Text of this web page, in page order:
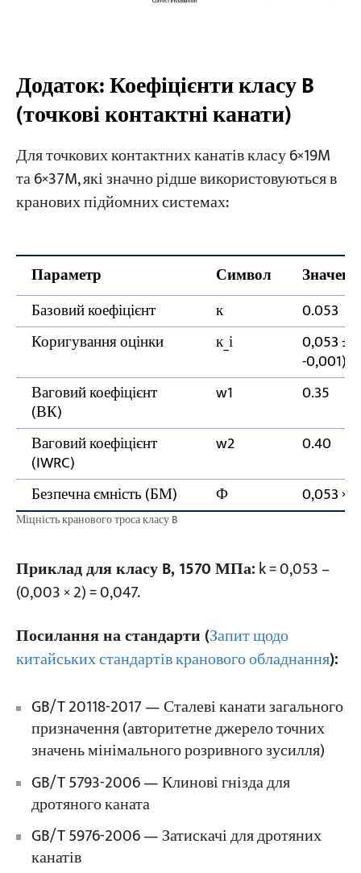
Додаток: Коефіцієнти класу B
(точкові контактні канати)
Для точкових контактних канатів класу 6×19M
та 6×37M, які значно рідше використовуються в
кранових підйомних системах:
Параметр Символ
Базовий коефіцієнт
к
0.053
Коригування оцінки
к_і 0,053 ±
-0,001)
Ваговий коефіцієнт
(ВК)
w1 0.35
Ваговий коефіцієнт
(IWRC)
w2 0.40
Безпечна ємність (БМ) Ф 0,053 ×
Міцність кранового троса класу B
Приклад для класу B, 1570 МПа:k = 0,053 –
(0,003 × 2) = 0,047.
Посилання на стандарти (Запит щодо
китайських стандартів кранового обладнання):
GB/T 20118-2017 — Сталеві канати загального
призначення (авторитетне джерело точних
значень мінімального розривного зусилля)
GB/T 5793-2006 — Клинові гнізда для
дротяного каната
GB/T 5976-2006 — Затискачі для дротяних
канатів